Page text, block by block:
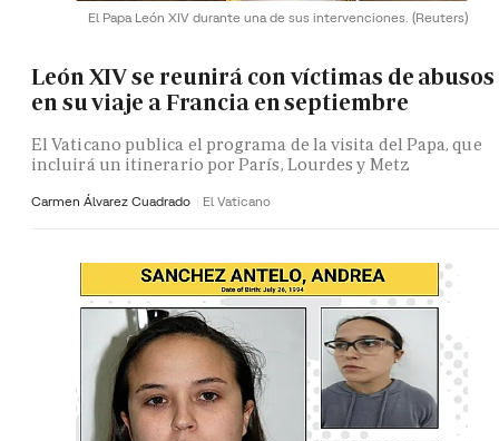
El Papa León XIV durante una de sus intervenciones. (Reuters)
León XIV se reunirá con víctimas de abusos
en su viaje a Francia en septiembre
El Vaticano publica el programa de la visita del Papa, que
incluirá un itinerario por París, Lourdes y Metz
Carmen Álvarez Cuadrado El Vaticano